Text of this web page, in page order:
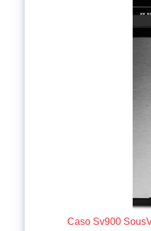
Caso Sv900